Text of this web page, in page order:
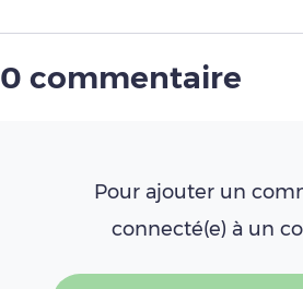
0 commentaire
Pour ajouter un
connecté(e) à un